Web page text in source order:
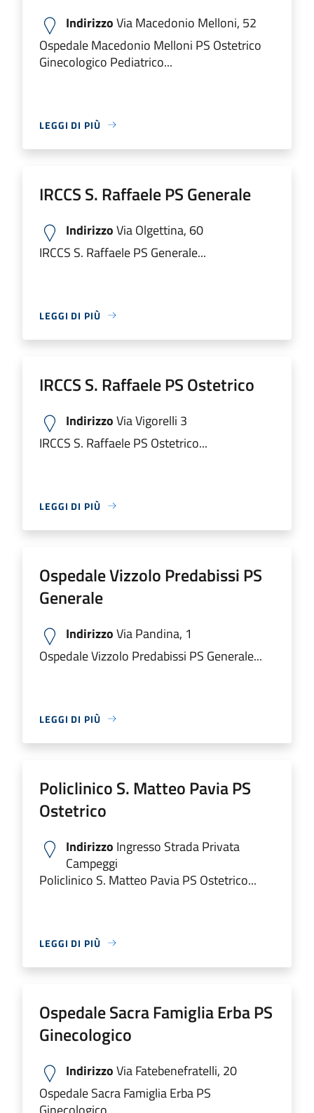
IndirizzoVia Macedonio Melloni, 52
Ospedale Macedonio Melloni PS Ostetrico
Ginecologico Pediatrico...
LEGGI DI PIÙ
IRCCS S. Raffaele PS Generale
IndirizzoVia Olgettina, 60
IRCCS S. Raffaele PS Generale...
LEGGI DI PIÙ
IRCCS S. Raffaele PS Ostetrico
IndirizzoVia Vigorelli 3
IRCCS S. Raffaele PS Ostetrico...
LEGGI DI PIÙ
Ospedale Vizzolo Predabissi PS
Generale
IndirizzoVia Pandina, 1
Ospedale Vizzolo Predabissi PS Generale...
LEGGI DI PIÙ
Policlinico S. Matteo Pavia PS
Ostetrico
Indirizzo Ingresso Strada Privata
Campeggi
Policlinico S. Matteo Pavia PS Ostetrico...
LEGGI DI PIÙ
Ospedale Sacra Famiglia Erba PS
Ginecologico
IndirizzoVia Fatebenefratelli, 20
Ospedale Sacra Famiglia Erba PS